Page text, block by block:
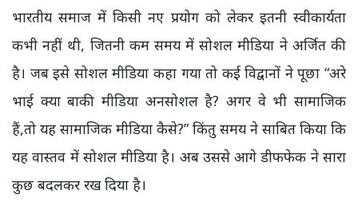
भारतीय समाज में किसी नए प्रयोग को लेकर इतनी स्वीकार्यता
कभी नहीं थी, जितनी कम समय में सोशल मीडिया ने अर्जित की
है। जब इसे सोशल मीडिया कहा गया तो कई विद्वानों ने पूछा “अरे
भाई क्या बाकी मीडिया अनसोशल है? अगर वे भी सामाजिक
हैं,तो यह सामाजिक मीडिया कैसे?” किंतु समय ने साबित किया कि
यह वास्तव में सोशल मीडिया है। अब उससे आगे डीफफेक ने सारा
कुछ बदलकर रख दिया है।